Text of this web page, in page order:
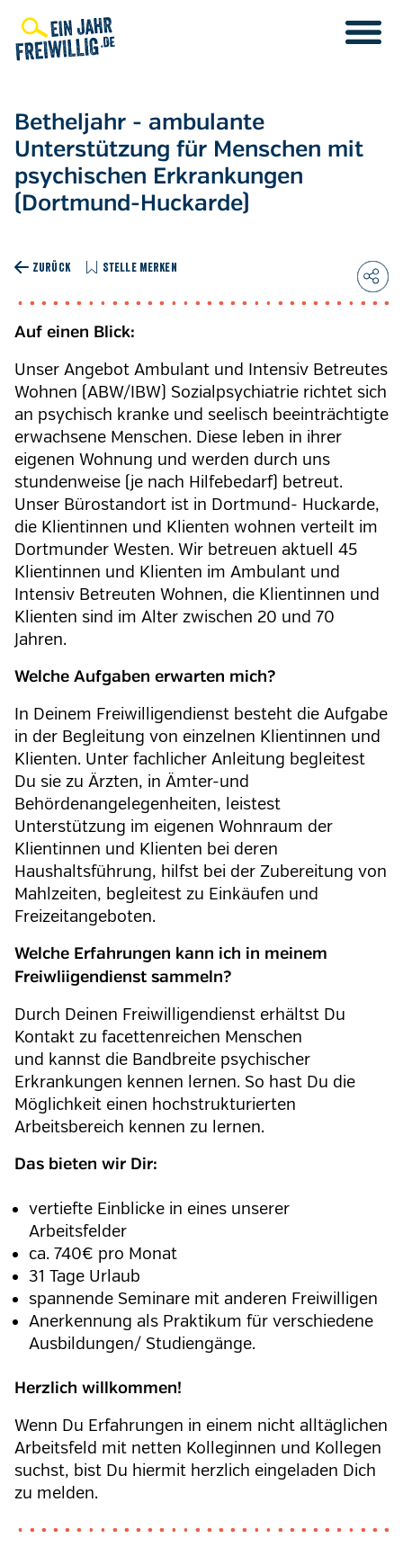
zum
Inhalt
Betheljahr - ambulante
Unterstützung für Menschen mit
psychischen Erkrankungen
(Dortmund-Huckarde)
ZURÜCK STELLE MERKEN
Auf einen Blick:
Unser Angebot Ambulant und Intensiv Betreutes
Wohnen (ABW/IBW) Sozialpsychiatrie richtet sich
an psychisch kranke und seelisch beeinträchtigte
erwachsene Menschen. Diese leben in ihrer
eigenen Wohnung und werden durch uns
stundenweise (je nach Hilfebedarf) betreut.
Unser Bürostandort ist in Dortmund- Huckarde,
die Klientinnen und Klienten wohnen verteilt im
Dortmunder Westen. Wir betreuen aktuell 45
Klientinnen und Klienten im Ambulant und
Intensiv Betreuten Wohnen, die Klientinnen und
Klienten sind im Alter zwischen 20 und 70
Jahren.
Welche Aufgaben erwarten mich?
In Deinem Freiwilligendienst besteht die Aufgabe
in der Begleitung von einzelnen Klientinnen und
Klienten. Unter fachlicher Anleitung begleitest
Du sie zu Ärzten, in Ämter-und
Behördenangelegenheiten, leistest
Unterstützung im eigenen Wohnraum der
Klientinnen und Klienten bei deren
Haushaltsführung, hilfst bei der Zubereitung von
Mahlzeiten, begleitest zu Einkäufen und
Freizeitangeboten.
Welche Erfahrungen kann ich in meinem
Freiwliigendienst sammeln?
Durch Deinen Freiwilligendienst erhältst Du
Kontakt zu facettenreichen Menschen
und kannst die Bandbreite psychischer
Erkrankungen kennen lernen. So hast Du die
Möglichkeit einen hochstrukturierten
Arbeitsbereich kennen zu lernen.
Das bieten wir Dir:
vertiefte Einblicke in eines unserer
Arbeitsfelder
ca. 740€ pro Monat
31 Tage Urlaub
spannende Seminare mit anderen Freiwilligen
Anerkennung als Praktikum für verschiedene
Ausbildungen/ Studiengänge.
Herzlich willkommen!
Wenn Du Erfahrungen in einem nicht alltäglichen
Arbeitsfeld mit netten Kolleginnen und Kollegen
suchst, bist Du hiermit herzlich eingeladen Dich
zu melden.